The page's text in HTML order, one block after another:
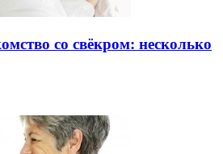
со свёкром: несколько